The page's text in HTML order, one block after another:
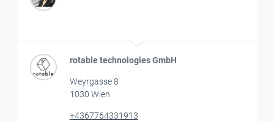
rotable technologies GmbH
Weyrgasse 8
1030 Wien
+4367764331913